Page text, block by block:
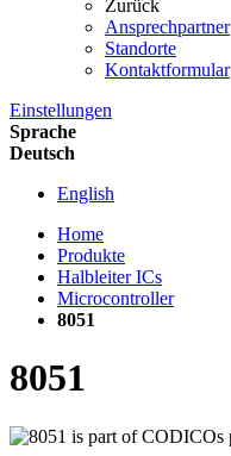
Zurück
Ansprechpartner
Standorte
Kontaktformular
Einstellungen
Sprache
Deutsch
English
Home
Produkte
Halbleiter ICs
Microcontroller
8051
8051